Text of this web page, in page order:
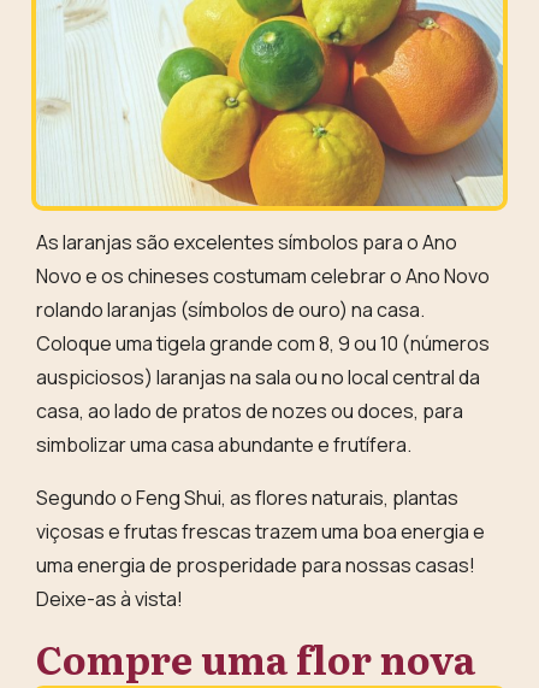
As laranjas são excelentes símbolos para o Ano
Novo e os chineses costumam celebrar o Ano Novo
rolando laranjas (símbolos de ouro) na casa.
Coloque uma tigela grande com 8, 9 ou 10 (números
auspiciosos) laranjas na sala ou no local central da
casa, ao lado de pratos de nozes ou doces, para
simbolizar uma casa abundante e frutífera.
Segundo o Feng Shui, as flores naturais, plantas
viçosas e frutas frescas trazem uma boa energia e
uma energia de prosperidade para nossas casas!
Deixe-as à vista!
Compre uma flor nova